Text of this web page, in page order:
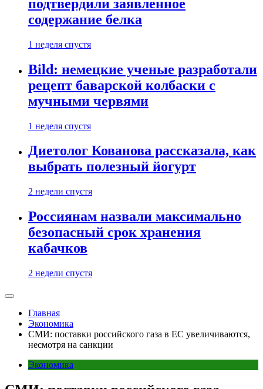
подтвердили заявленное
содержание белка
1 неделя спустя
Bild: немецкие ученые разработали
рецепт баварской колбаски с
мучными червями
1 неделя спустя
Диетолог Кованова рассказала, как
выбрать полезный йогурт
2 недели спустя
Россиянам назвали максимально
безопасный срок хранения
кабачков
2 недели спустя
Главная
Экономика
СМИ: поставки российского газа в ЕС увеличиваются,
несмотря на санкции
Экономика